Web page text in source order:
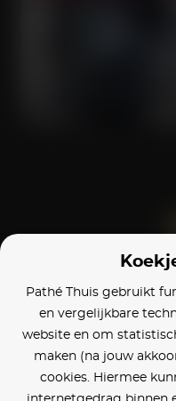
Pathé Thuis gebruikt
en vergelijkbare
website en om
maken (na jouw
cookies. Hiermee